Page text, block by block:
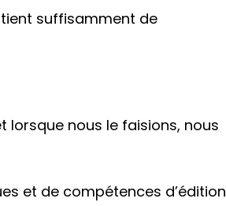
suffisamment de
lorsque nous le faisions, nous
et de compétences d’édition